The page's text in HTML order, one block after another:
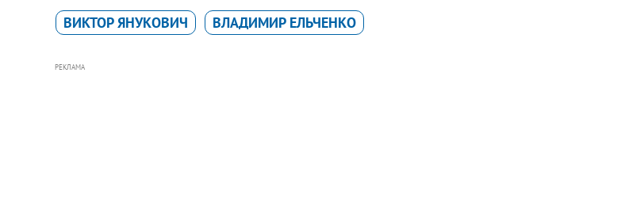
ВИКТОР ЯНУКОВИЧ ВЛАДИМИР ЕЛЬЧЕНКО
РЕКЛАМА